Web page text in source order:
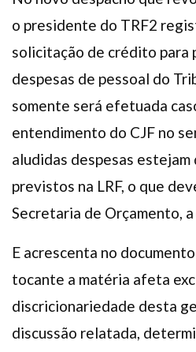
o presidente do TRF2
solicitação de crédito para
despesas de pessoal do
somente será efetuada
entendimento do CJF no
aludidas despesas
previstos na LRF, o que
Secretaria de Orçamento,
E acrescenta no
tocante a matéria afeta
discricionariedade desta
discussão relatada,